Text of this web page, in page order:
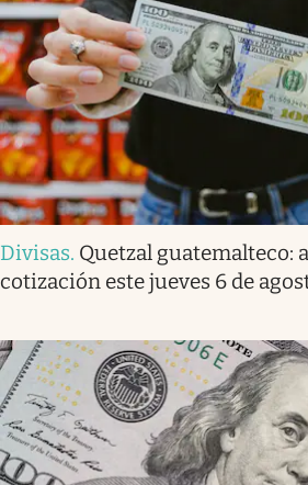
Divisas. Quetzal guatemalteco:
cotización este jueves 6 de